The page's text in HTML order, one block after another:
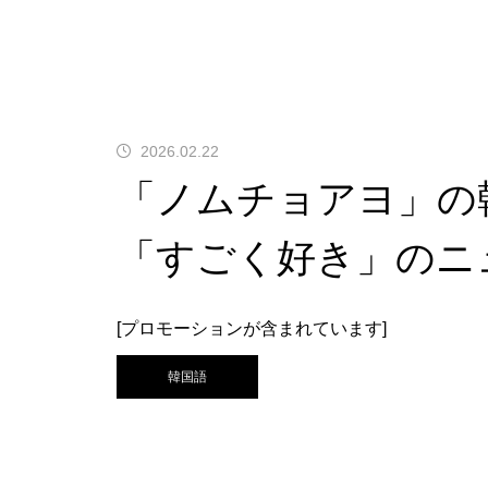
2026.02.22
「ノムチョアヨ」
「すごく好き」の
[プロモーションが含まれています]
韓国語